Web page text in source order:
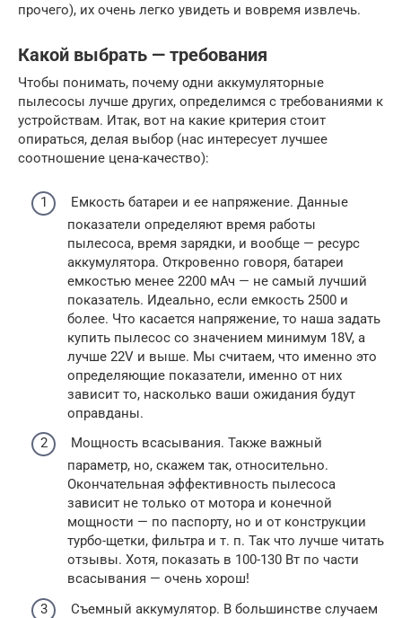
прочего), их очень легко увидеть и вовремя извлечь.
Какой выбрать — требования
Чтобы понимать, почему одни аккумуляторные
пылесосы лучше других, определимся с требованиями к
устройствам. Итак, вот на какие критерия стоит
опираться, делая выбор (нас интересует лучшее
соотношение цена-качество):
Емкость батареи и ее напряжение. Данные
показатели определяют время работы
пылесоса, время зарядки, и вообще — ресурс
аккумулятора. Откровенно говоря, батареи
емкостью менее 2200 мАч — не самый лучший
показатель. Идеально, если емкость 2500 и
более. Что касается напряжение, то наша задать
купить пылесос со значением минимум 18V, а
лучше 22V и выше. Мы считаем, что именно это
определяющие показатели, именно от них
зависит то, насколько ваши ожидания будут
оправданы.
Мощность всасывания. Также важный
параметр, но, скажем так, относительно.
Окончательная эффективность пылесоса
зависит не только от мотора и конечной
мощности — по паспорту, но и от конструкции
турбо-щетки, фильтра и т. п. Так что лучше читать
отзывы. Хотя, показать в 100-130 Вт по части
всасывания — очень хорош!
Съемный аккумулятор. В большинстве случаем